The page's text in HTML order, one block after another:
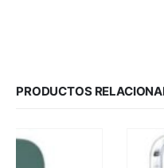
PRODUCTOS